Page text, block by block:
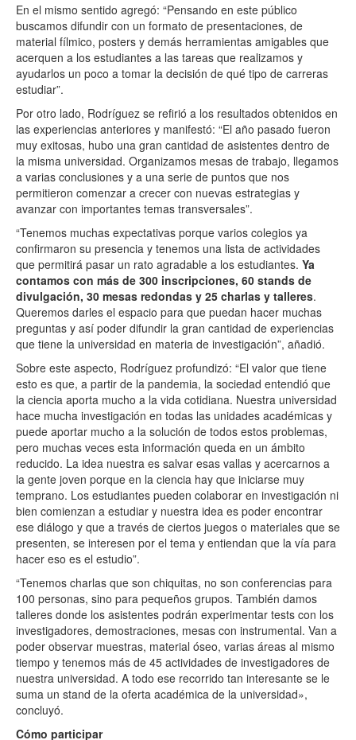
En el mismo sentido agregó: “Pensando en este público
buscamos difundir con un formato de presentaciones, de
material fílmico, posters y demás herramientas amigables que
acerquen a los estudiantes a las tareas que realizamos y
ayudarlos un poco a tomar la decisión de qué tipo de carreras
estudiar”.
Por otro lado, Rodríguez se refirió a los resultados obtenidos en
las experiencias anteriores y manifestó: “El año pasado fueron
muy exitosas, hubo una gran cantidad de asistentes dentro de
la misma universidad. Organizamos mesas de trabajo, llegamos
a varias conclusiones y a una serie de puntos que nos
permitieron comenzar a crecer con nuevas estrategias y
avanzar con importantes temas transversales”.
“Tenemos muchas expectativas porque varios colegios ya
confirmaron su presencia y tenemos una lista de actividades
que permitirá pasar un rato agradable a los estudiantes. Ya
contamos con más de 300 inscripciones, 60 stands de
divulgación, 30 mesas redondas y 25 charlas y talleres.
Queremos darles el espacio para que puedan hacer muchas
preguntas y así poder difundir la gran cantidad de experiencias
que tiene la universidad en materia de investigación”, añadió.
Sobre este aspecto, Rodríguez profundizó: “El valor que tiene
esto es que, a partir de la pandemia, la sociedad entendió que
la ciencia aporta mucho a la vida cotidiana. Nuestra universidad
hace mucha investigación en todas las unidades académicas y
puede aportar mucho a la solución de todos estos problemas,
pero muchas veces esta información queda en un ámbito
reducido. La idea nuestra es salvar esas vallas y acercarnos a
la gente joven porque en la ciencia hay que iniciarse muy
temprano. Los estudiantes pueden colaborar en investigación ni
bien comienzan a estudiar y nuestra idea es poder encontrar
ese diálogo y que a través de ciertos juegos o materiales que se
presenten, se interesen por el tema y entiendan que la vía para
hacer eso es el estudio”.
“Tenemos charlas que son chiquitas, no son conferencias para
100 personas, sino para pequeños grupos. También damos
talleres donde los asistentes podrán experimentar tests con los
investigadores, demostraciones, mesas con instrumental. Van a
poder observar muestras, material óseo, varias áreas al mismo
tiempo y tenemos más de 45 actividades de investigadores de
nuestra universidad. A todo ese recorrido tan interesante se le
suma un stand de la oferta académica de la universidad»,
concluyó.
Cómo participar